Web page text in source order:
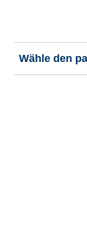
Wähle den